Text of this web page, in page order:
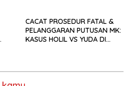
KEPOLISIAN!
CACAT PROSEDUR FATAL &
PELANGGARAN PUTUSAN MK:
KASUS HOLIL VS YUDA DI